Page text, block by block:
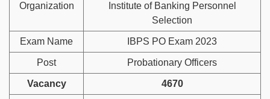
Organization
Institute of Banking Personnel
Selection
Exam Name IBPS PO Exam 2023
Post Probationary Officers
Vacancy 4670